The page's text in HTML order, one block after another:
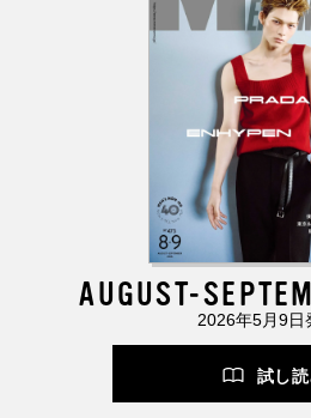
AUGUST-
2026年5月9日
試し